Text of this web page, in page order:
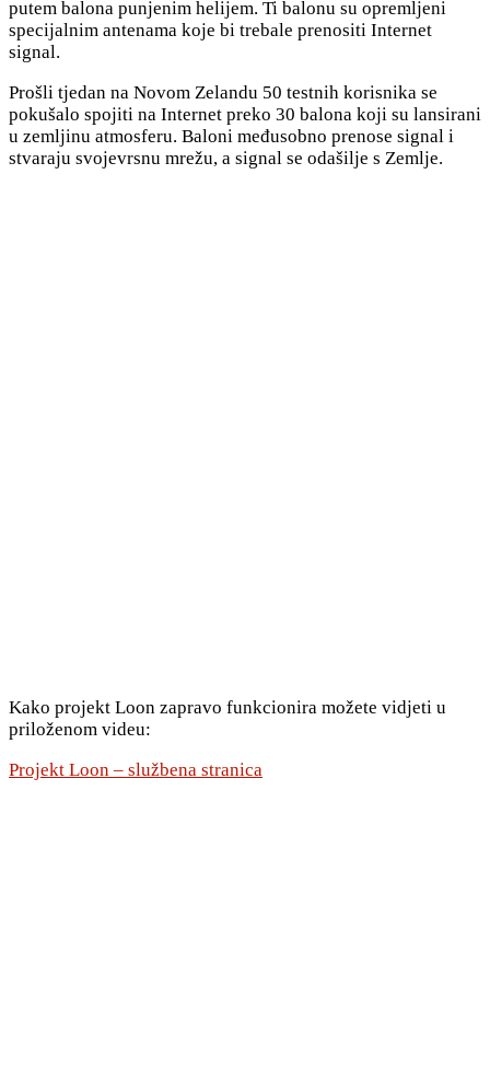
putem balona punjenim helijem. Ti balonu su opremljeni
specijalnim antenama koje bi trebale prenositi Internet
signal.
Prošli tjedan na Novom Zelandu 50 testnih korisnika se
pokušalo spojiti na Internet preko 30 balona koji su lansirani
u zemljinu atmosferu. Baloni međusobno prenose signal i
stvaraju svojevrsnu mrežu, a signal se odašilje s Zemlje.
Kako projekt Loon zapravo funkcionira možete vidjeti u
priloženom videu:
Projekt Loon – službena stranica